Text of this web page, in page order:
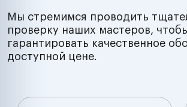
Мы стремимся проводить
проверку наших мастеров,
гарантировать качественное
доступной цене.